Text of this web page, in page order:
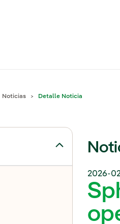
Noticias Detalle Noticia
para Noticias
2026-